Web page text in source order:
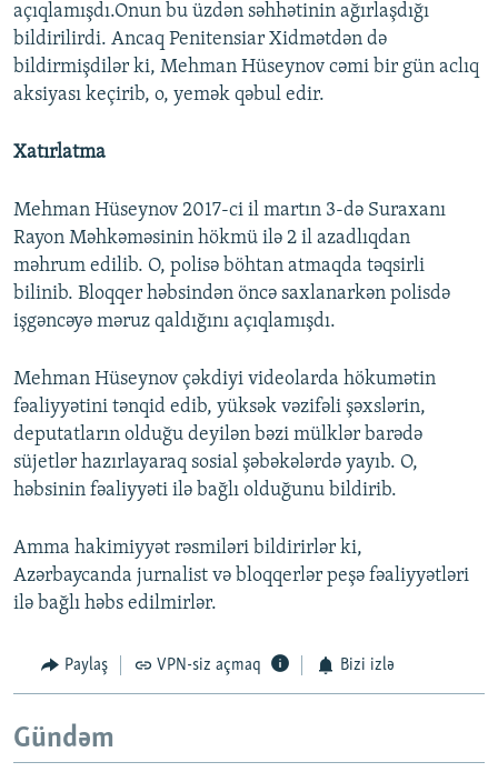
açıqlamışdı.Onun bu üzdən səhhətinin ağırlaşdığı
bildirilirdi. Ancaq Penitensiar Xidmətdən də
bildirmişdilər ki, Mehman Hüseynov cəmi bir gün aclıq
aksiyası keçirib, o, yemək qəbul edir.
Xatırlatma
Mehman Hüseynov 2017-ci il martın 3-də Suraxanı
Rayon Məhkəməsinin hökmü ilə 2 il azadlıqdan
məhrum edilib. O, polisə böhtan atmaqda təqsirli
bilinib. Bloqqer həbsindən öncə saxlanarkən polisdə
işgəncəyə məruz qaldığını açıqlamışdı.
Mehman Hüseynov çəkdiyi videolarda hökumətin
fəaliyyətini tənqid edib, yüksək vəzifəli şəxslərin,
deputatların olduğu deyilən bəzi mülklər barədə
süjetlər hazırlayaraq sosial şəbəkələrdə yayıb. O,
həbsinin fəaliyyəti ilə bağlı olduğunu bildirib.
Amma hakimiyyət rəsmiləri bildirirlər ki,
Azərbaycanda jurnalist və bloqqerlər peşə fəaliyyətləri
ilə bağlı həbs edilmirlər.
Paylaş VPN-siz açmaq Bizi izlə
Gündəm